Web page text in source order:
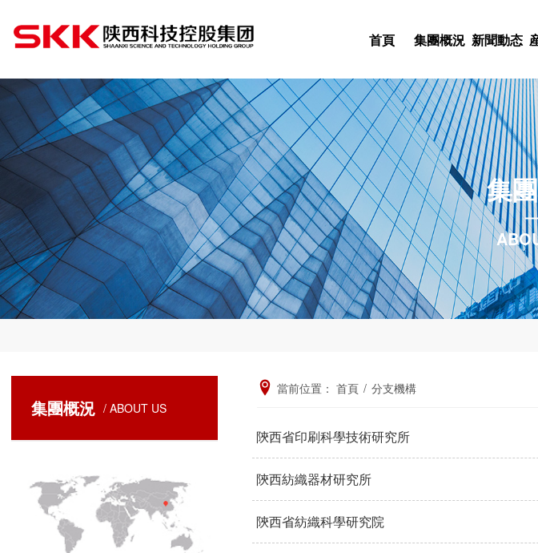
首頁 集團概況
集團簡介
董事長緻詞
組織架構
領導團隊
集團戰略
聯系我們
在線留言
新聞動态
集團新聞
通知公告
委廳新聞
院所新聞
行業新聞
科技動态
疫情防控
産業概況
電器電子
建築勘察與設計
機械制造
特種材料應用
科技咨詢服務
産業動态
科研概況
科研力量
科研項目
科研成果
科創動态
科技股權投入
基金管理
陝西科控投資管理有
限責任公司
北京中農科聯投資基
金管理有限公司
投資動态
黨史學習教育
不忘初心，牢記使命
黨建工作
黨風廉政
中心組學習
黨紀法規
工會工作
文化理念
集團标識
集團風采
集團視頻
文化活動
人才理念
人才戰略
人才招聘
人事動态
集
集團概況 / ABOUT US
當前位置： 首頁 / 分支機構
陝西省印刷科學技術研究所
陝西紡織器材研究所
陝西省紡織科學研究院